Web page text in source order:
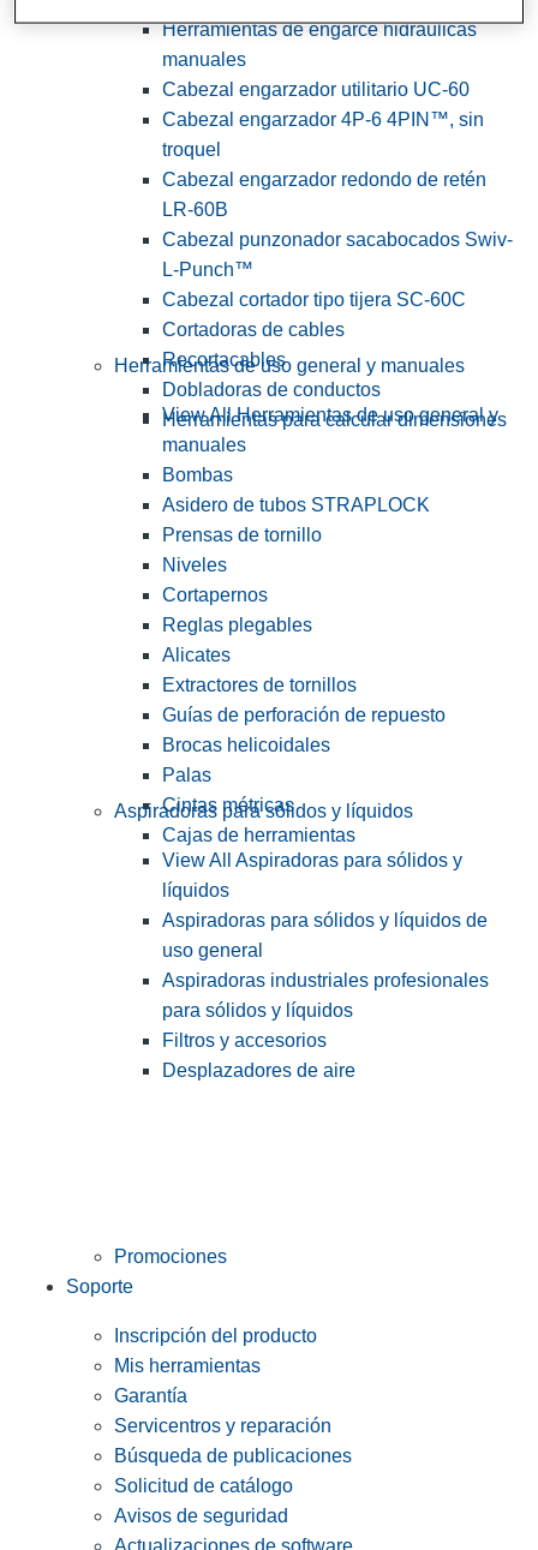
Herramientas de engarce hidráulicas
manuales
Cabezal engarzador utilitario UC-60
Cabezal engarzador 4P-6 4PIN™, sin
troquel
Cabezal engarzador redondo de retén
LR-60B
Cabezal punzonador sacabocados Swiv-
L-Punch™
Cabezal cortador tipo tijera SC-60C
Cortadoras de cables
Recortacables
Dobladoras de conductos
Herramientas para calcular dimensiones
Herramientas de uso general y manuales
View All Herramientas de uso general y
manuales
Bombas
Asidero de tubos STRAPLOCK
Prensas de tornillo
Niveles
Cortapernos
Reglas plegables
Alicates
Extractores de tornillos
Guías de perforación de repuesto
Brocas helicoidales
Palas
Cintas métricas
Cajas de herramientas
Aspiradoras para sólidos y líquidos
View All Aspiradoras para sólidos y
líquidos
Aspiradoras para sólidos y líquidos de
uso general
Aspiradoras industriales profesionales
para sólidos y líquidos
Filtros y accesorios
Desplazadores de aire
Promociones
Soporte
Inscripción del producto
Mis herramientas
Garantía
Servicentros y reparación
Búsqueda de publicaciones
Solicitud de catálogo
Avisos de seguridad